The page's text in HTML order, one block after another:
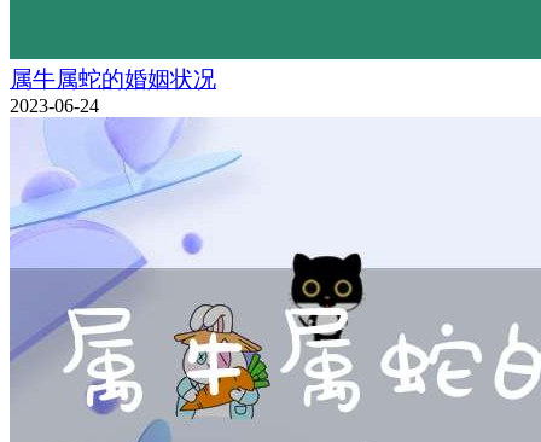
属牛属蛇的婚姻状况
2023-06-24